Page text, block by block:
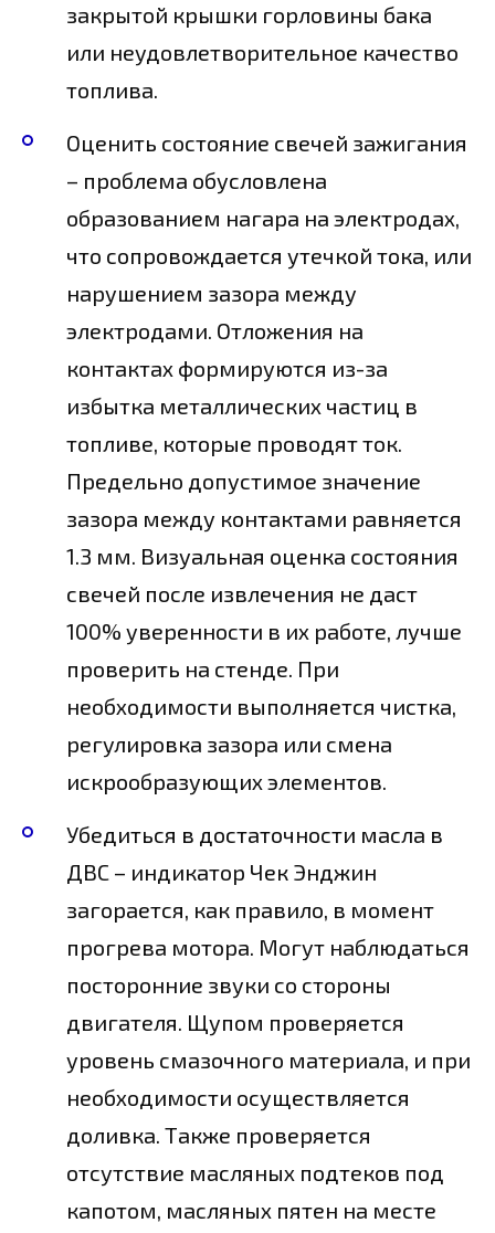
закрытой крышки горловины бака
или неудовлетворительное качество
топлива.
Оценить состояние свечей зажигания
– проблема обусловлена
образованием нагара на электродах,
что сопровождается утечкой тока, или
нарушением зазора между
электродами. Отложения на
контактах формируются из-за
избытка металлических частиц в
топливе, которые проводят ток.
Предельно допустимое значение
зазора между контактами равняется
1.3 мм. Визуальная оценка состояния
свечей после извлечения не даст
100% уверенности в их работе, лучше
проверить на стенде. При
необходимости выполняется чистка,
регулировка зазора или смена
искрообразующих элементов.
Убедиться в достаточности масла в
ДВС – индикатор Чек Энджин
загорается, как правило, в момент
прогрева мотора. Могут наблюдаться
посторонние звуки со стороны
двигателя. Щупом проверяется
уровень смазочного материала, и при
необходимости осуществляется
доливка. Также проверяется
отсутствие масляных подтеков под
капотом, масляных пятен на месте